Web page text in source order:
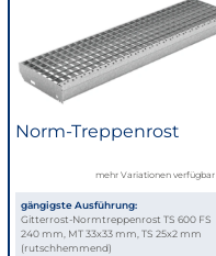
Norm-Treppenrost
mehr Variationen verfügbar
gängigste Ausführung:
Gitterrost-Normtreppenrost TS 600 FS
240 mm, MT 33x33 mm, TS 25x2 mm
(rutschhemmend)